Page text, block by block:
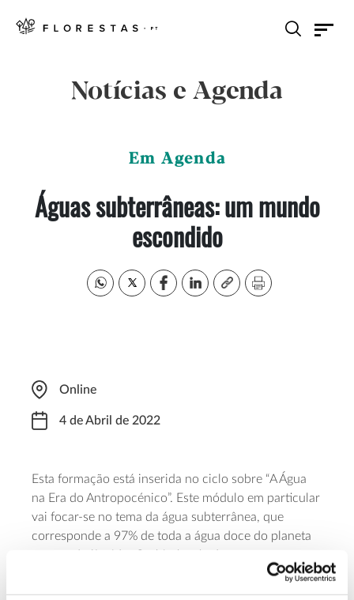
Notícias e Agenda
Em Agenda
Águas subterrâneas: um mundo
escondido
Online
4 de Abril de 2022
Esta formação está inserida no ciclo sobre “A Água
na Era do Antropocénico”. Este módulo em particular
vai focar-se no tema da água subterrânea, que
corresponde a 97% de toda a água doce do planeta
em estado líquido. O objetivo é educar para uma
gestão sustentável das águas subterrâneas através de
uma gestão conjunta com o ciclo da água. Para